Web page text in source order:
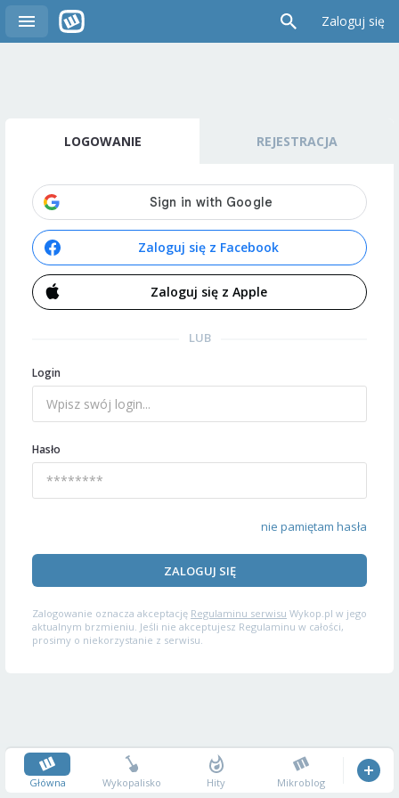
Zaloguj się
LOGOWANIE REJESTRACJA
Zaloguj się z Facebook
Zaloguj się z Apple
LUB
Login
Hasło
nie pamiętam hasła
ZALOGUJ SIĘ
Zalogowanie oznacza akceptację Regulaminu serwisu Wykop.pl w jego
aktualnym brzmieniu. Jeśli nie akceptujesz Regulaminu w całości,
prosimy o niekorzystanie z serwisu.
Główna Wykopalisko Hity Mikroblog